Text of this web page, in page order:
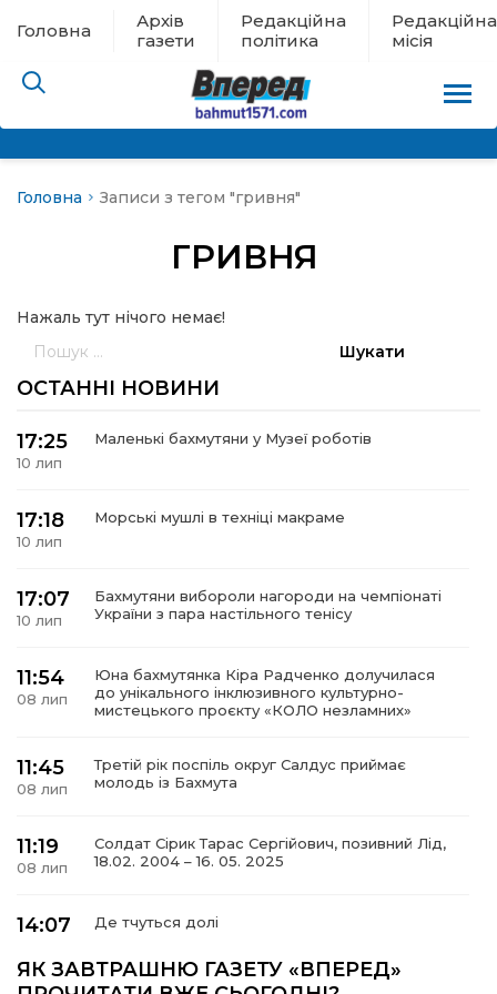
Головна
Архів
газети
Редакційна
політика
Редакційна
місія
новини
місія
Головна Записи з тегом "гривня"
ГРИВНЯ
Нажаль тут нічого немає!
ОСТАННІ НОВИНИ
17:25
10 лип
Маленькі бахмутяни у Музеї роботів
17:18
10 лип
Морські мушлі в техніці макраме
17:07
10 лип
Бахмутяни вибороли нагороди на чемпіонаті
України з пара настільного тенісу
11:54
08 лип
Юна бахмутянка Кіра Радченко долучилася
до унікального інклюзивного культурно-
мистецького проєкту «КОЛО незламних»
11:45
08 лип
Третій рік поспіль округ Салдус приймає
молодь із Бахмута
11:19
08 лип
Солдат Сірик Тарас Сергійович, позивний Лід,
18.02. 2004 – 16. 05. 2025
14:07 Де тчуться долі
ЯК ЗАВТРАШНЮ ГАЗЕТУ «ВПЕРЕД»